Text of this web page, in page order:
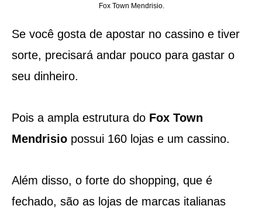
Fox Town Mendrisio.
Se você gosta de apostar no cassino e tiver
sorte, precisará andar pouco para gastar o
seu dinheiro.
Pois a ampla estrutura do Fox Town
Mendrisiopossui 160 lojas e um cassino.
Além disso, o forte do shopping, que é
fechado, são as lojas de marcas italianas